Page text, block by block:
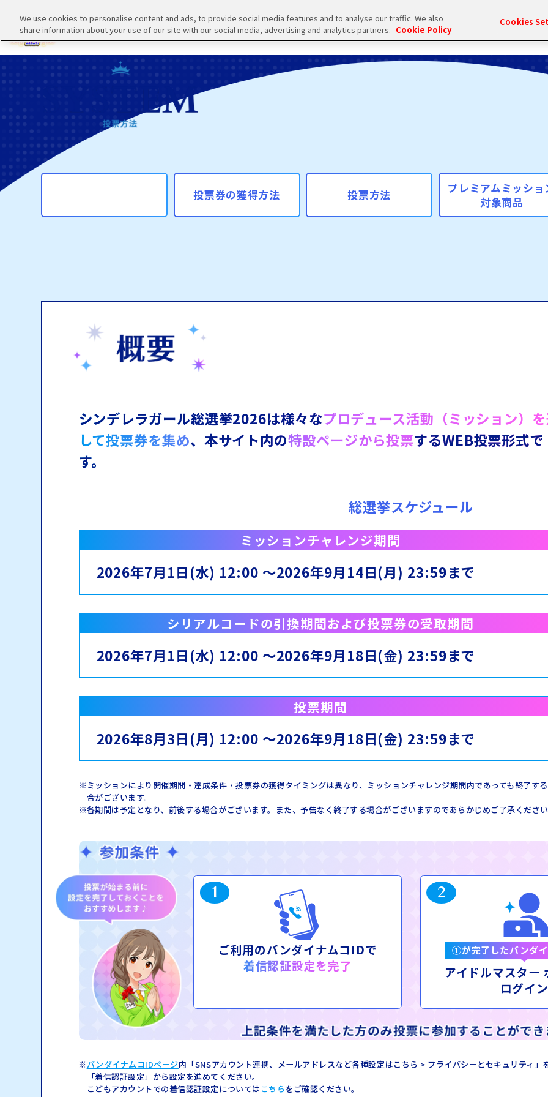
TOP
トップ
VOTE
投票
MUSIC SERIES
ミュージックシリーズ
投票券の獲得方法 投票方法
プレミアムミッショ
対象商品
シンデレラガール総選挙2026は様々なプロデュース活動（ミッション）
して投票券を集め、本サイト内の特設ページから投票するWEB投票形式で
す。
総選挙スケジュール
ミッションチャレンジ期間
2026年7月1日(水) 12:00 ～2026年9月14日(月) 23:59まで
シリアルコードの引換期間および投票券の受取期間
2026年7月1日(水) 12:00 ～2026年9月18日(金) 23:59まで
投票期間
2026年8月3日(月) 12:00 ～2026年9月18日(金) 23:59まで
ミッションにより開催期間・達成条件・投票券の獲得タイミングは異なり、ミッションチャレンジ期間内であっても終了す
合がございます。
各期間は予定となり、前後する場合がございます。また、予告なく終了する場合がございますのであらかじめご了承くださ
1
ご利用のバンダイナムコIDで
着信認証設定を完了
2
①が完了したバンダ
アイドルマスター
ログイン
バンダイナムコIDページ内「SNSアカウント連携、メールアドレスなど各種設定はこちら > プライバシーとセキュリティ」
「着信認証設定」から設定を進めてください。
こどもアカウントでの着信認証設定については こちらをご確認ください。
We use cookies to personalise content and ads, to provide social media features and to analyse our traffic. We also
share information about your use of our site with our social media, advertising and analytics partners. Cookie Policy
Cookies